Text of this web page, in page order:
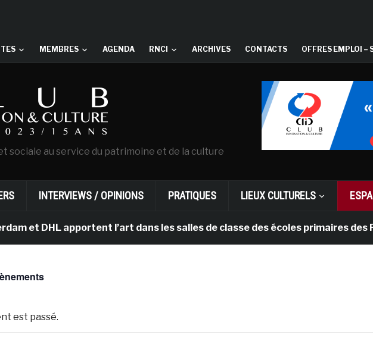
MEMBRES AGENDA RNCI ARCHIVES CONTACTS OFFRES EMPLOI –
sociale au service du patrimoine et de la culture
INTERVIEWS / OPINIONS PRATIQUES LIEUX CULTURELS
et DHL apportent l’art dans les salles de classe des écoles primaires des
est passé.